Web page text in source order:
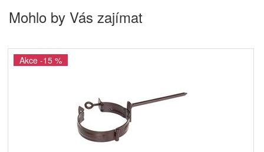
Mohlo by Vás zajímat
Akce -15 %